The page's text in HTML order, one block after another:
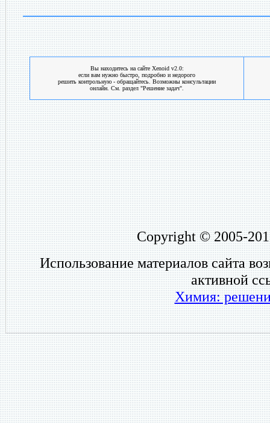
Вы находитесь на сайте Xenoid v2.0:
если вам нужно быстро, подробно и недорого
решить контрольную - обращайтесь. Возможны консультации
онлайн. См. раздел "Решение задач".
Copyright © 2005-
Использование материалов сайта
активной
Химия: